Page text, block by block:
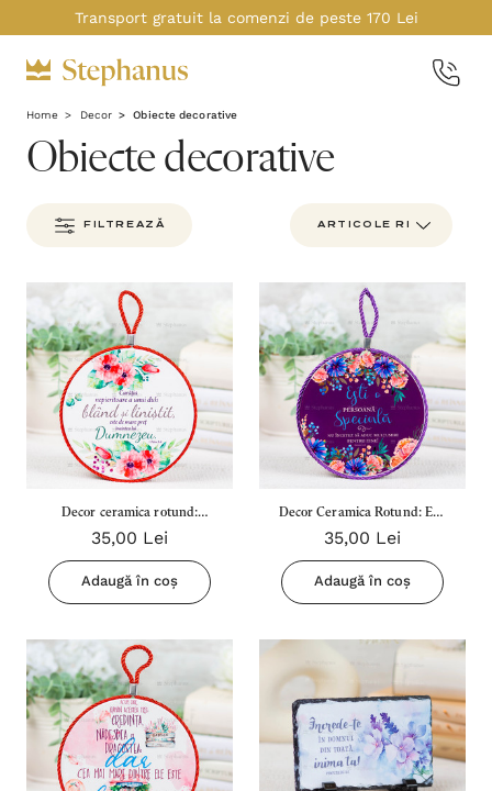
Transport gratuit la comenzi de peste 170 Lei
Home Decor Obiecte decorative
Obiecte decorative
FILTREAZĂ
Decor ceramica rotund:
Curatia Nepieritoare a unui
Duh Bland si Linistit...
35,00 Lei
Adaugă în coș
Decor Ceramica Rotund: Esti
O Persoana Speciala
35,00 Lei
Adaugă în coș